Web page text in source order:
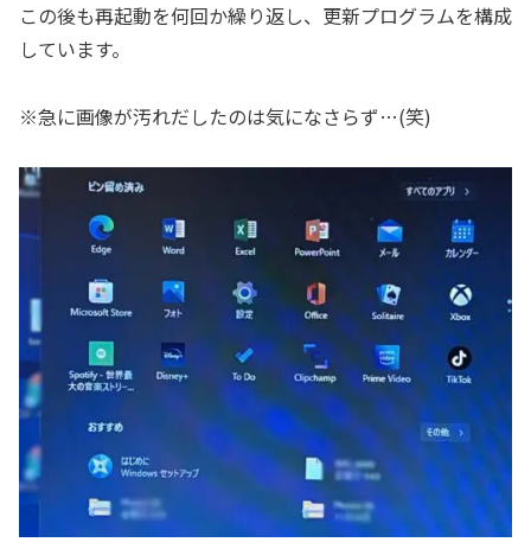
この後も再起動を何回か繰り返し、更新プログラムを構成
しています。
※急に画像が汚れだしたのは気になさらず…(笑)